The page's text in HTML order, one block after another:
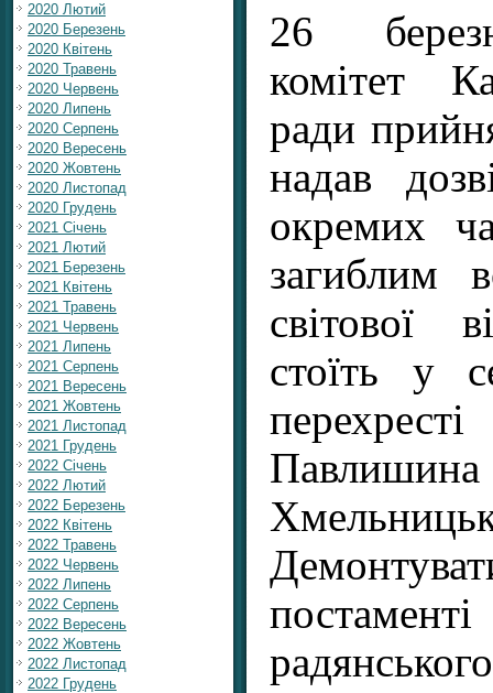
2020 Лютий
2020 Березень
2020 Квітень
2020 Травень
2020 Червень
2020 Липень
2020 Серпень
2020 Вересень
2020 Жовтень
2020 Листопад
2020 Грудень
2021 Січень
2021 Лютий
2021 Березень
2021 Квітень
2021 Травень
2021 Червень
2021 Липень
2021 Серпень
2021 Вересень
2021 Жовтень
2021 Листопад
2021 Грудень
2022 Січень
2022 Лютий
2022 Березень
2022 Квітень
2022 Травень
2022 Червень
2022 Липень
2022 Серпень
2022 Вересень
2022 Жовтень
2022 Листопад
2022 Грудень
26
комітет
ради
надав
окремих
загиблим
світової
стоїть у